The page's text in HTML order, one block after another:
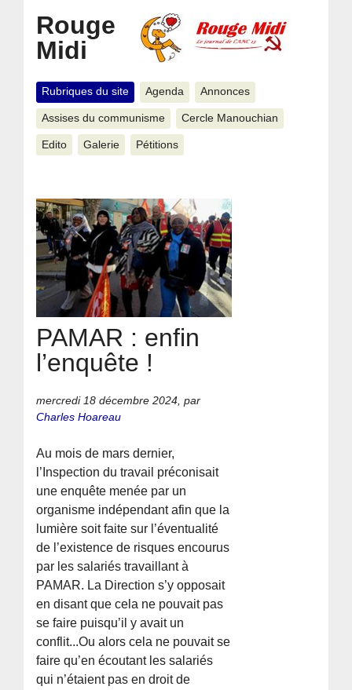
Rouge
Midi
Rubriques du site Agenda Annonces
Assises du communisme Cercle Manouchian
Edito Galerie Pétitions
PAMAR : enfin
l’enquête !
mercredi 18 décembre 2024 ,par
Charles Hoareau
Au mois de mars dernier,
l’Inspection du travail préconisait
une enquête menée par un
organisme indépendant afin que la
lumière soit faite sur l’éventualité
de l’existence de risques encourus
par les salariés travaillant à
PAMAR. La Direction s’y opposait
en disant que cela ne pouvait pas
se faire puisqu’il y avait un
conflit...Ou alors cela ne pouvait se
faire qu’en écoutant les salariés
qui n’étaient pas en droit de